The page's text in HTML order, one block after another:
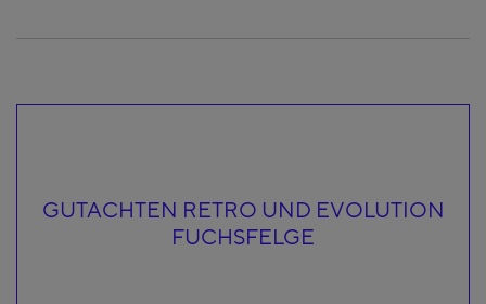
GUTACHTEN RETRO UND EVOLUTION
FUCHSFELGE